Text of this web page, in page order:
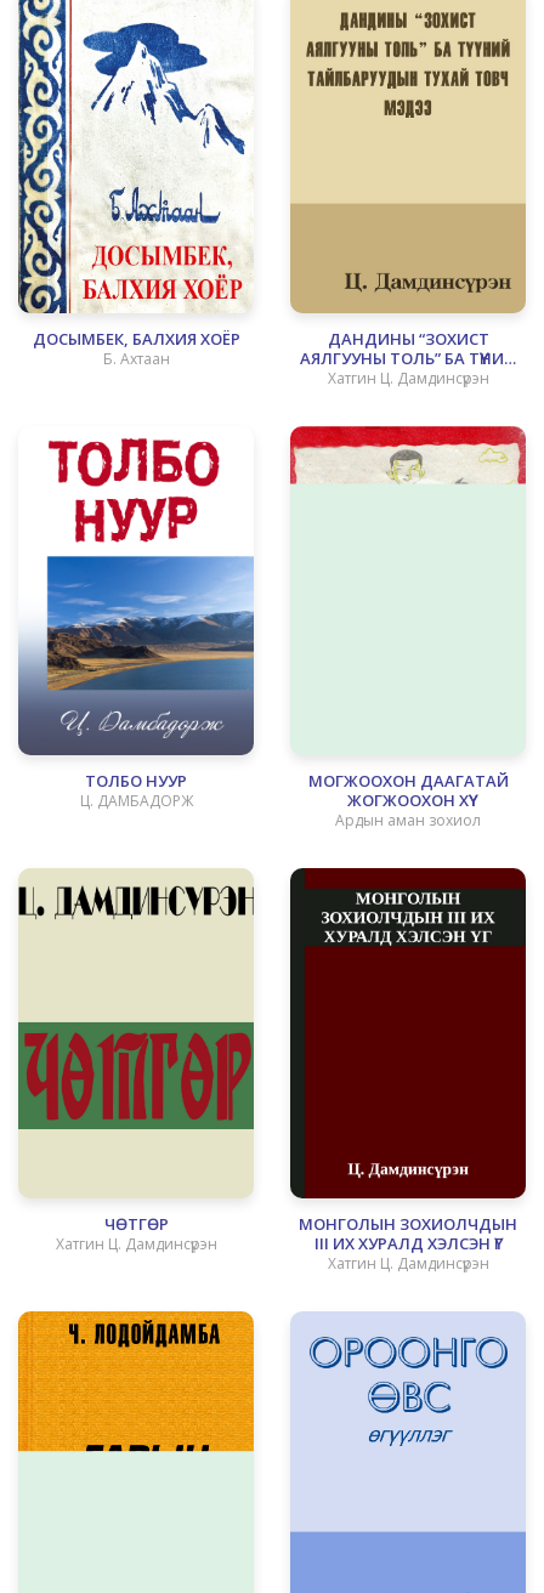
ДОСЫМБЕК, БАЛХИЯ ХОЁР
Б. Ахтаан
ДАНДИНЫ “ЗОХИСТ
АЯЛГУУНЫ ТОЛЬ” БА ТҮҮНИЙ
ТАЙЛБАРУУДЫН ТУХАЙ
Хатгин Ц. Дамдинсүрэн
ТОЛБО НУУР
Ц. ДАМБАДОРЖ
МОГЖООХОН ДААГАТАЙ
ЖОГЖООХОН ХҮҮ
Ардын аман зохиол
ЧӨТГӨР
Хатгин Ц. Дамдинсүрэн
МОНГОЛЫН ЗОХИОЛЧДЫН
III ИХ ХУРАЛД ХЭЛСЭН ҮГ
Хатгин Ц. Дамдинсүрэн